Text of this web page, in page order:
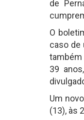
de
O
caso de
também
39
Um
(13), às